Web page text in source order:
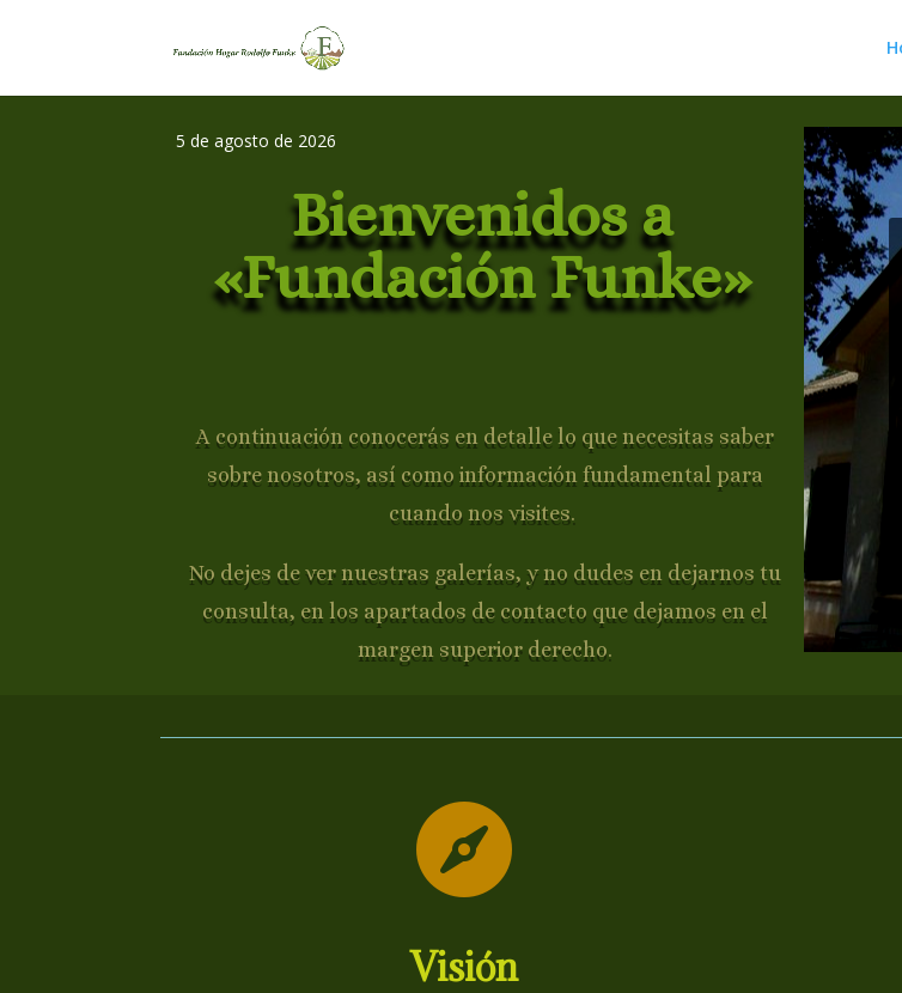
5 de agosto de 2026
Bienvenidos a
«Fundación Funke»
A continuación conocerás en detalle lo que necesitas saber
sobre nosotros, así como información fundamental para
cuando nos visites.
No dejes de ver nuestras galerías, y no dudes en dejarnos tu
consulta, en los apartados de contacto que dejamos en el
margen superior derecho.

Visión